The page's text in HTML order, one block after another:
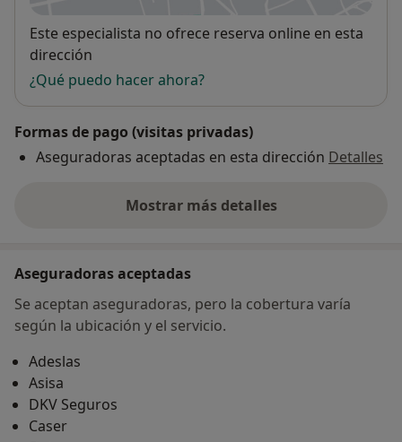
Disponibilidad
Este especialista no ofrece reserva online en esta
dirección
¿Qué puedo hacer ahora?
Formas de pago (visitas privadas)
Aseguradoras aceptadas en esta dirección Detalles
Mostrar más detalles
sobre la dirección
Aseguradoras aceptadas
Se aceptan aseguradoras, pero la cobertura varía
según la ubicación y el servicio.
Adeslas
Asisa
DKV Seguros
Caser